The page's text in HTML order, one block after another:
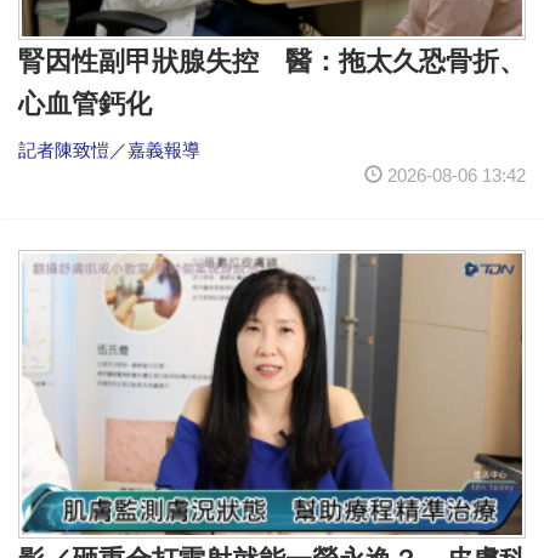
腎因性副甲狀腺失控 醫：拖太久恐骨折、
心血管鈣化
記者陳致愷／嘉義報導
2026-08-06 13:42